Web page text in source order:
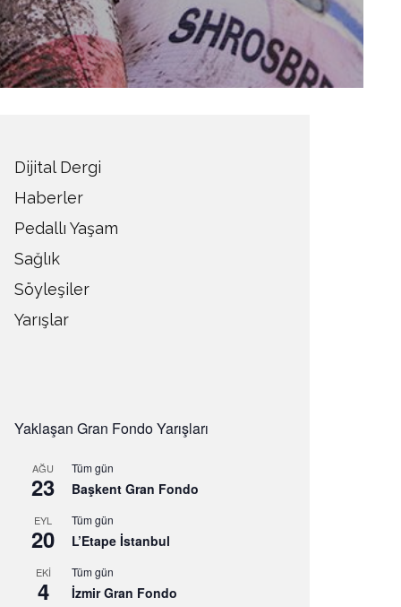
Dijital Dergi
Haberler
Pedallı Yaşam
Sağlık
Söyleşiler
Yarışlar
Yaklaşan Gran Fondo Yarışları
AĞU
23
Tüm gün
Başkent Gran Fondo
EYL
20
Tüm gün
L’Etape İstanbul
EKI
4
Tüm gün
İzmir Gran Fondo